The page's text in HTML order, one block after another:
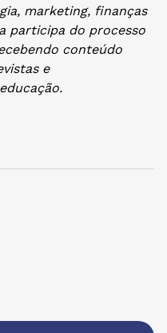
marketing, finanças
participa do processo
conteúdo
e